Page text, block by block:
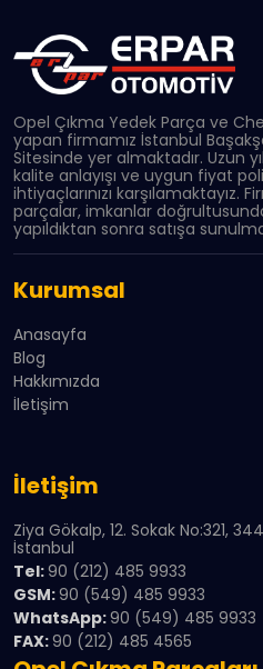
Opel Çıkma Yedek Parça ve
yapan firmamız İstanbul
Sitesinde yer almaktadır. Uzun
kalite anlayışı ve uygun fiyat
ihtiyaçlarınızı karşılamaktayız.
parçalar, imkanlar
yapıldıktan sonra satışa
Kurumsal
Anasayfa
Blog
Hakkımızda
İletişim
İletişim
Ziya Gökalp, 12. Sokak No:321,
İstanbul
Tel:90 (212) 485 9933
GSM:90 (549) 485 9933
WhatsApp:90 (549) 485 9933
FAX:90 (212) 485 4565